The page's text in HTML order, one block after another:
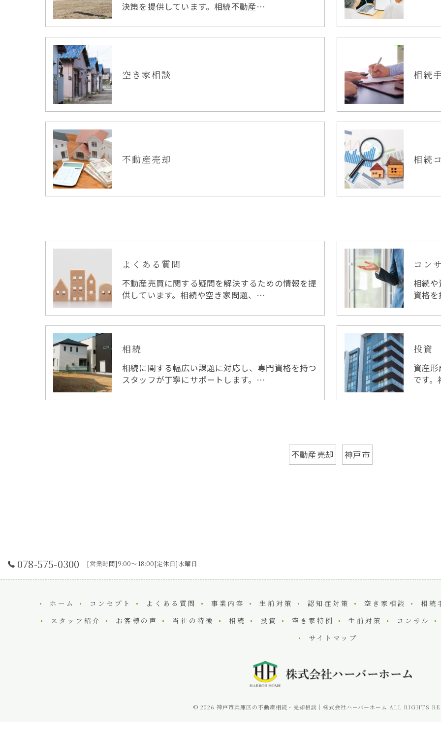
決策を提供しています。相続不動産…
空き家相談 相続
不動産売却 相続
よくある質問
不動産売買に関する疑問を解決するための情報を提
供しています。相続や空き家問題、…
コン
相続
資格
相続
相続に関する幅広い課題に対応し、専門資格を持つ
スタッフが丁寧にサポートします。…
投資
資産
です
不動産売却 神戸市
078-575-0300 [営業時間]9:00～18:00[定休日]水曜日
ホーム コンセプト よくある質問 事業内容 生前対策 認知症対策 空き家相談
相続
スタッフ紹介
お客様の声 当社の特徴 相続 投資 空き家特例 生前対策
コンサル
サイトマップ
© 2026 神戸市兵庫区の不動産相続・売却相談｜株式会社ハーバーホーム ALL RIGHTS